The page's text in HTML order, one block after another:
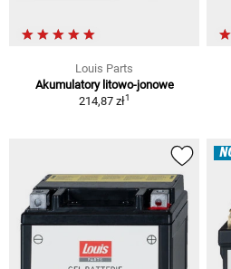
Louis Parts
Akumulatory litowo-jonowe
214,87 zł1